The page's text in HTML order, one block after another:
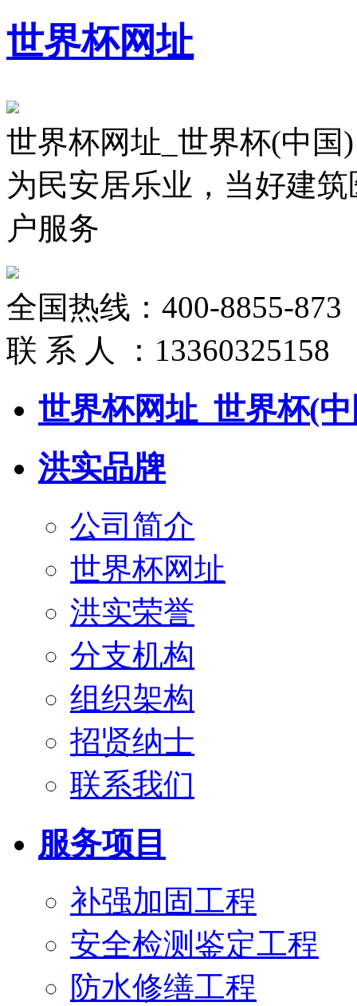
世界杯网址
世界杯网址_世界杯(中国)
为民安居乐业，当好建
户服务
全国热线： 400-8855-873
联 系 人 ： 13360325158
世界杯网址_世界杯(
洪实品牌
公司简介
世界杯网址
洪实荣誉
分支机构
组织架构
招贤纳士
联系我们
服务项目
补强加固工程
安全检测鉴定工程
防水修缮工程